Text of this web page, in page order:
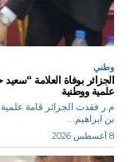
وطني
الجزائر بوفاة العلامة
علمية ووطنية
م.ر فقدت الجزائر قامة
بن ابراهيم...
8 أغسطس 2026